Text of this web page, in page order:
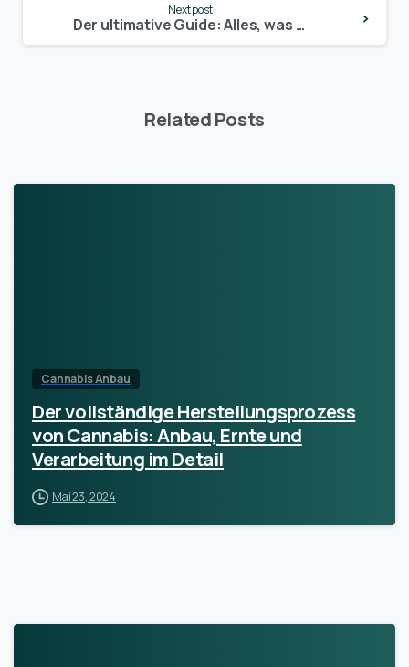
Next post
Der ultimative Guide: Alles, was du brauchst, um erfolgreich Cannabis anzubauen
Related Posts
Cannabis Anbau
Der vollständige Herstellungsprozess
von Cannabis: Anbau, Ernte und
Verarbeitung im Detail
Mai 23, 2024